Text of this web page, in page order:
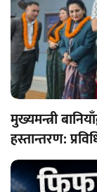
मुख्यमन्त्री
हस्तान्तरण: